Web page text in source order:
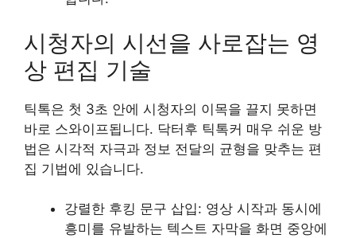
시청자의 시선을 사로잡는 영
상 편집 기술
틱톡은 첫 3초 안에 시청자의 이목을 끌지 못하면
바로 스와이프됩니다. 닥터후 틱톡커 매우 쉬운 방
법은 시각적 자극과 정보 전달의 균형을 맞추는 편
집 기법에 있습니다.
강렬한 후킹 문구 삽입: 영상 시작과 동시에
흥미를 유발하는 텍스트 자막을 화면 중앙에